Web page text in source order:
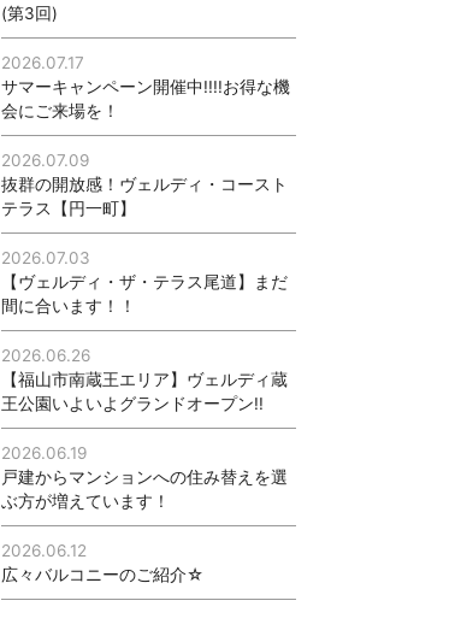
(第3回)
2026.07.17
サマーキャンペーン開催中!!!!お得な機
会にご来場を！
2026.07.09
抜群の開放感！ヴェルディ・コースト
テラス【円一町】
2026.07.03
【ヴェルディ・ザ・テラス尾道】まだ
間に合います！！
2026.06.26
【福山市南蔵王エリア】ヴェルディ蔵
王公園いよいよグランドオープン!!
2026.06.19
戸建からマンションへの住み替えを選
ぶ方が増えています！
2026.06.12
広々バルコニーのご紹介☆